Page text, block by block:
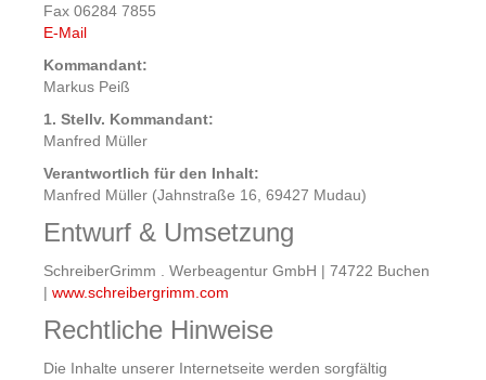
Fax 06284 7855
E-Mail
Kommandant:
Markus Peiß
1. Stellv. Kommandant:
Manfred Müller
Verantwortlich für den Inhalt:
Manfred Müller (Jahnstraße 16, 69427 Mudau)
Entwurf & Umsetzung
SchreiberGrimm . Werbeagentur GmbH | 74722 Buchen
| www.schreibergrimm.com
Rechtliche Hinweise
Die Inhalte unserer Internetseite werden sorgfältig